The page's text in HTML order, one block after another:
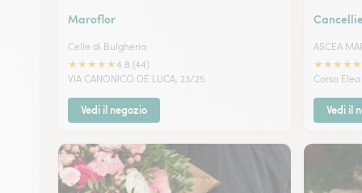
Maroflor
Celle di Bulgheria
★★★★★4.8 (44)
VIA CANONICO DE LUCA, 23/25
Vedi il negozio
ASCEA
★★★★★
Corso
Vedi il